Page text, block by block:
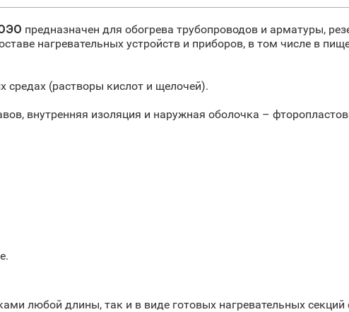
предназначен для обогрева трубопроводов и арматуры,
нагревательных устройств и приборов, в том числе в
(растворы кислот и щелочей).
внутренняя изоляция и наружная оболочка –
любой длины, так и в виде готовых нагревательных